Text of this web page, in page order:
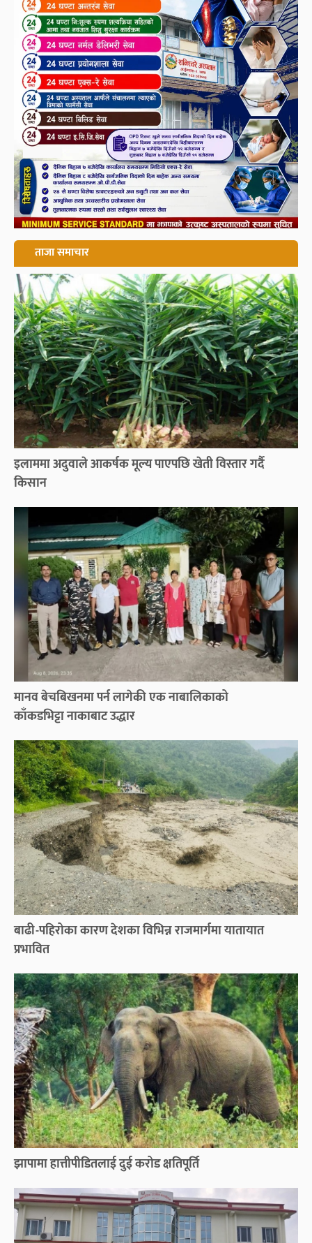
ताजा समाचार
इलाममा अदुवाले आकर्षक मूल्य पाएपछि खेती विस्तार गर्दै
किसान
मानव बेचबिखनमा पर्न लागेकी एक नाबालिकाको
काँकडभिट्टा नाकाबाट उद्धार
बाढी-पहिरोका कारण देशका विभिन्न राजमार्गमा यातायात
प्रभावित
झापामा हात्तीपीडितलाई दुई करोड क्षतिपूर्ति